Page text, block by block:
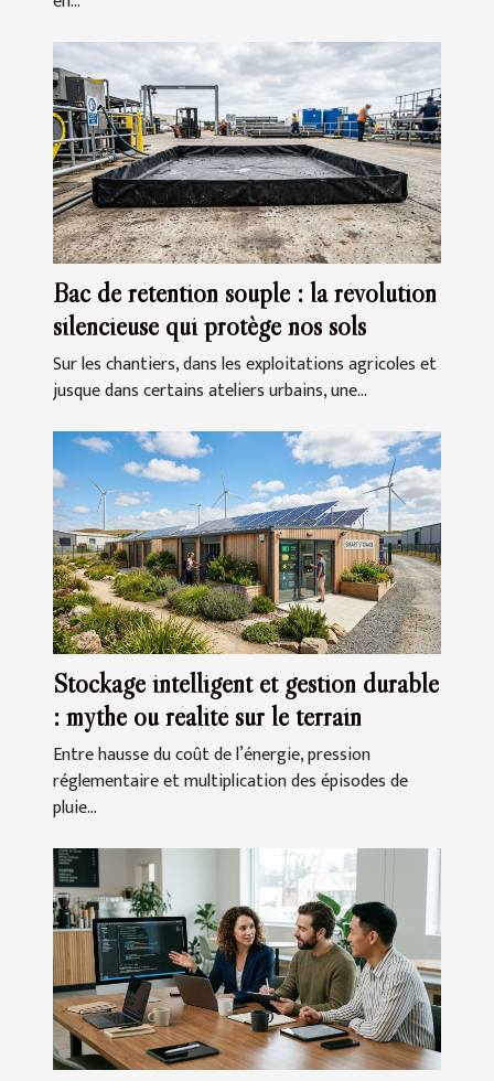
Bac de rétention souple : la révolution
silencieuse qui protège nos sols
Sur les chantiers, dans les exploitations agricoles et
jusque dans certains ateliers urbains, une...
Stockage intelligent et gestion durable
: mythe ou réalité sur le terrain
Entre hausse du coût de l’énergie, pression
réglementaire et multiplication des épisodes de
pluie...